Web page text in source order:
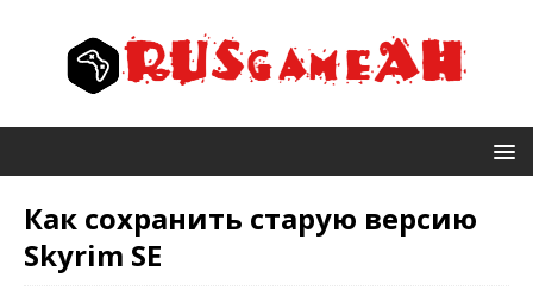
Как сохранить старую версию
Skyrim SE